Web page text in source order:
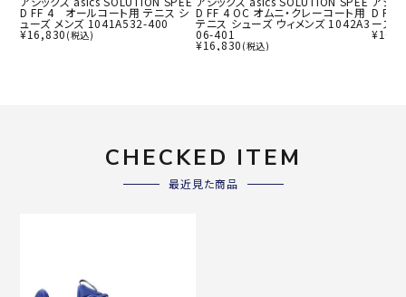
D FF 4 オールコート用 テニス シ
ューズ メンズ 1041A532-400
¥16,830(税込)
D FF 4 OC オムニ・クレーコート用
テニス シューズ ウィメンズ 1042A3
06-401
¥16,830 (税込)
D FF
ーズ
¥
CHECKED ITEM
最近見た商品